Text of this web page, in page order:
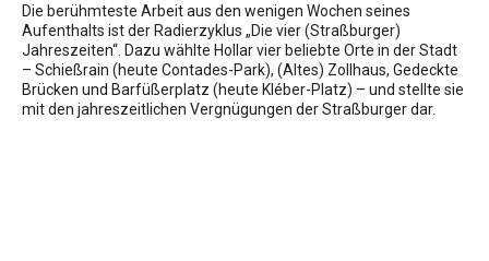
Die berühmteste Arbeit aus den wenigen Wochen seines
Aufenthalts ist der Radierzyklus „Die vier (Straßburger)
Jahreszeiten“. Dazu wählte Hollar vier beliebte Orte in der Stadt
– Schießrain (heute Contades-Park), (Altes) Zollhaus, Gedeckte
Brücken und Barfüßerplatz (heute Kléber-Platz) – und stellte sie
mit den jahreszeitlichen Vergnügungen der Straßburger dar.